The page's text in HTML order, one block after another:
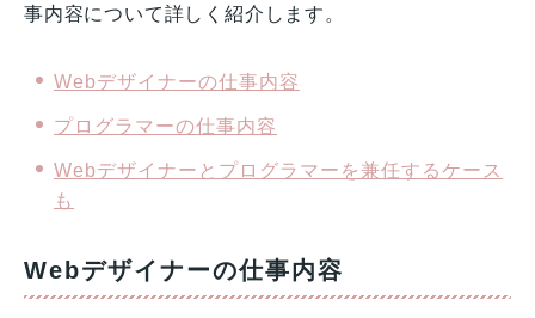
事内容について詳しく紹介します。
Webデザイナーの仕事内容
プログラマーの仕事内容
Webデザイナーとプログラマーを兼任するケース
も
Webデザイナーの仕事内容